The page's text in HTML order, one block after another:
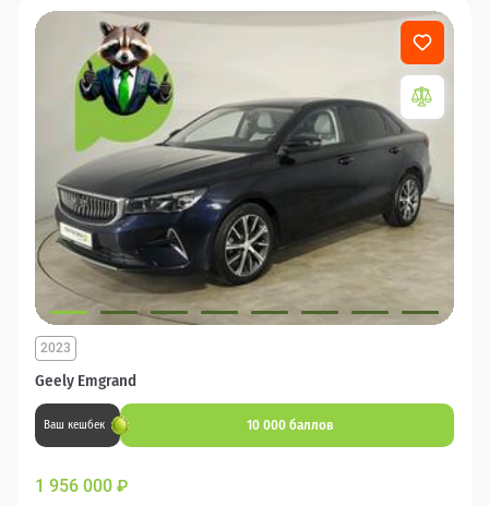
Geely Emgrand
2023
Ваш кешбек 10 000 баллов
1 956 000 ₽